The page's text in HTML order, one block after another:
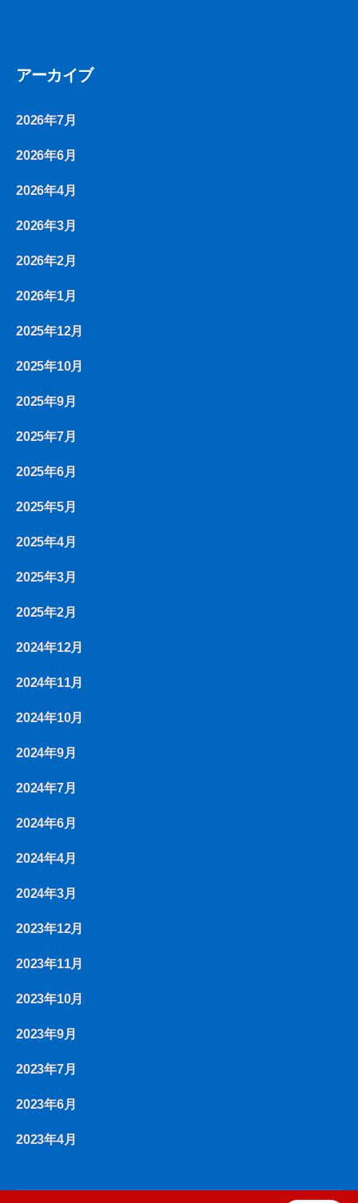
アーカイブ
2026年7月
2026年6月
2026年4月
2026年3月
2026年2月
2026年1月
2025年12月
2025年10月
2025年9月
2025年7月
2025年6月
2025年5月
2025年4月
2025年3月
2025年2月
2024年12月
2024年11月
2024年10月
2024年9月
2024年7月
2024年6月
2024年4月
2024年3月
2023年12月
2023年11月
2023年10月
2023年9月
2023年7月
2023年6月
2023年4月